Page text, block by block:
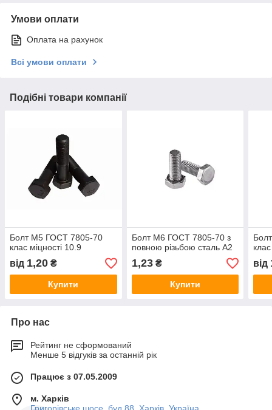
Умови оплати
Оплата на рахунок
Всі умови оплати
Подібні товари компанії
Болт М5 ГОСТ 7805-70
клас міцності 10.9
від 1,20 ₴
Купити
Болт М6 ГОСТ 7805-70 з
повною різьбою сталь А2
1,23₴
Купити
від
Про нас
Рейтинг не сформований
Менше 5 відгуків за останній рік
Працює з 07.05.2009
м. Харків